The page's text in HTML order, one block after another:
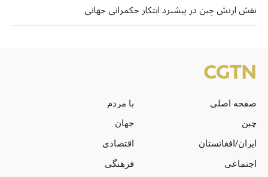
نقش ارتش چین در پیشبرد ابتکار حکمرانی جهانی
صفحه اصلی
با مردم
چین
جهان
ایران/افغانستان
اقتصادی
اجتماعی
فرهنگی